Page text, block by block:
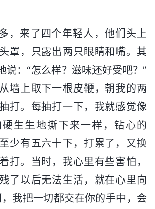
，来了四个年轻人，他们头上
罩，只露出两只眼睛和嘴。其
说：“怎么样？滋味还好受吧？”
墙上取下一根皮鞭，朝我的两
打。每抽打一下，我就感觉像
生生地撕下来一样，钻心的
少有五六十下，打累了，又换
打。当时，我心里有些害怕，
了以后无法生活，就在心里向
我把一切都交在你的手中，会